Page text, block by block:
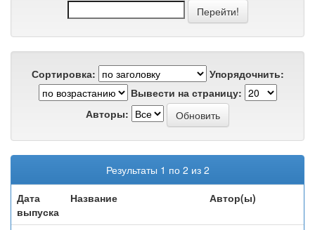
Сортировка:
Упорядочнить:
Вывести на страницу:
Авторы:
Результаты 1 по 2 из 2
Дата
выпуска
Название Автор(ы)